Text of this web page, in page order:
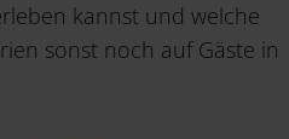
kannst und welche
sonst noch auf Gäste in